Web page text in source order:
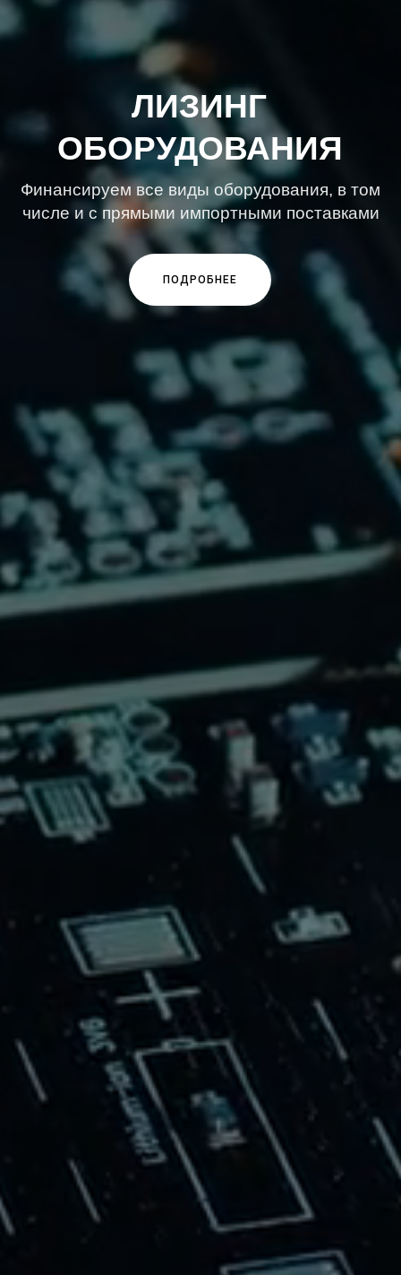
ЛИЗИНГ
ОБОРУДОВАНИЯ
Финансируем все виды оборудования, в том
числе и с прямыми импортными поставками
ПОДРОБНЕЕ